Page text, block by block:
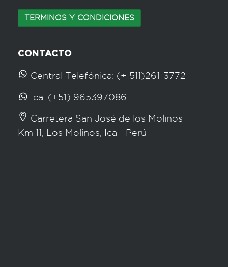
TERMINOS Y CONDICIONES
CONTACTO
Central Telefónica: (+ 511)261-3772
Ica: (+51) 965397086
Carretera San José de los Molinos
Km 11, Los Molinos, Ica - Perú